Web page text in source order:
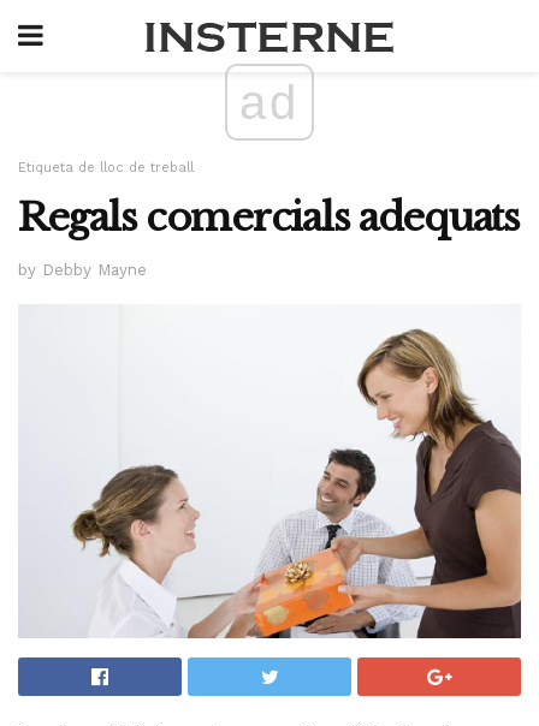
ad
Etiqueta de lloc de treball
Regals comercials adequats
by Debby Mayne